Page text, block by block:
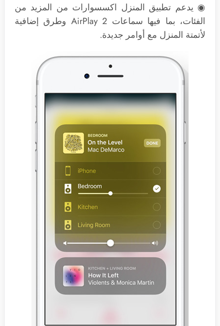
◉ يدعم تطبيق المنزل اكسسوارات من المزيد من
الفئات، بما فيها سماعات AirPlay 2 وطرق إضافية
لأتمتة المنزل مع أوامر جديدة.